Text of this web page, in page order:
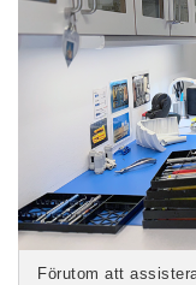
Förutom att